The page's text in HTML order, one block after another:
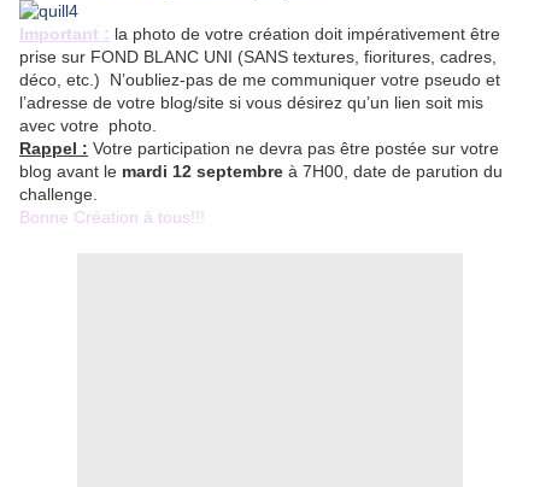
Important : la photo de votre création doit impérativement être
prise sur FOND BLANC UNI (SANS textures, fioritures, cadres,
déco, etc.) N’oubliez-pas de me communiquer votre pseudo et
l’adresse de votre blog/site si vous désirez qu’un lien soit mis
avec votre photo.
Rappel : Votre participation ne devra pas être postée sur votre
blog avant le mardi 12 septembre à 7H00, date de parution du
challenge.
Bonne Création à tous!!!